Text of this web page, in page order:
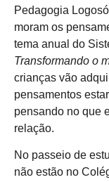
Pedagogia
moram os
tema anual do
Transformando o
crianças vão
pensamentos
pensando no que
relação.
No passeio de
não estão no